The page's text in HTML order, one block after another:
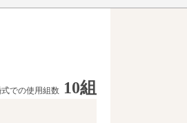
での使用組数 10組